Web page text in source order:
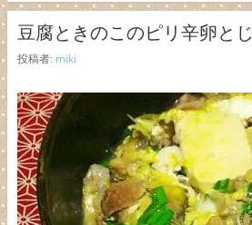
豆腐ときのこのピリ辛卵とじ
投稿者: miki